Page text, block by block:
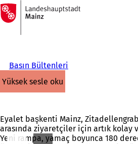
İçeriğe atla
Ana
sayfaya
Basın Bültenleri
yüksek sesle oku
Eyalet başkenti Mainz,
arasında ziyaretçiler için artık
Yeni rampa, yamaç boyunca 180